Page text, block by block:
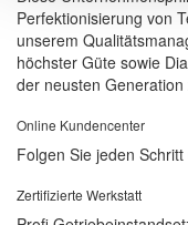
Perfektionisierung von
unserem
höchster Güte sowie
der neusten Generation
Online Kundencenter
Folgen Sie jeden
Zertifizierte Werkstatt